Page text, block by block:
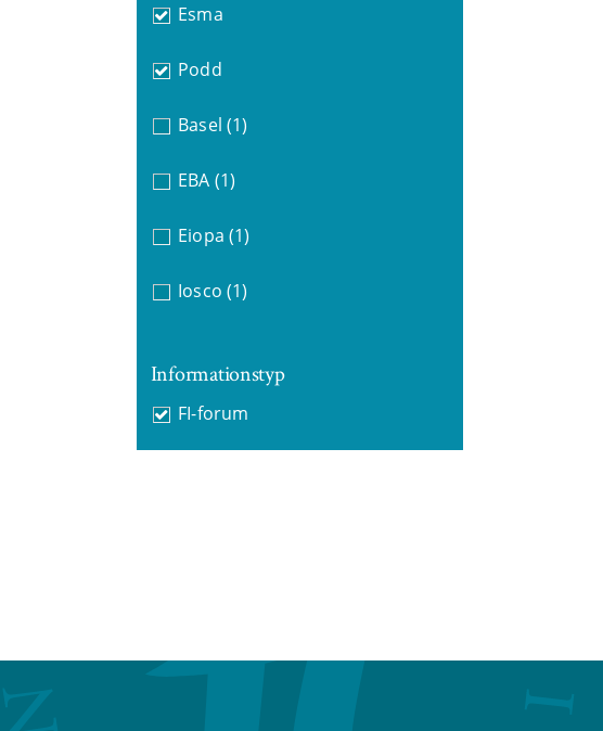
Esma
Podd
Basel (1)
EBA (1)
Eiopa (1)
Iosco (1)
Informationstyp
FI-forum